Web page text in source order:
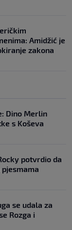
Amidžić je
zakona
Dino Merlin
s Koševa
potvrdio da
se udala za
Rozga i